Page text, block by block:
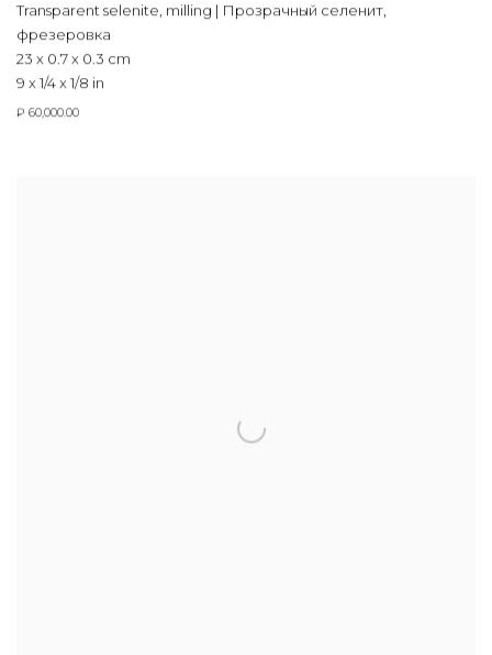
Transparent selenite, milling | Прозрачный селенит,
фрезеровка
23 x 0.7 x 0.3 cm
9 x 1/4 x 1/8 in
₽ 60,000.00